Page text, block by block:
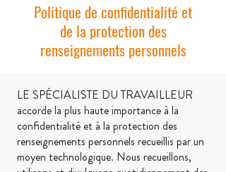
Politique de confidentialité et
de la protection des
renseignements personnels
LE SPÉCIALISTE DU TRAVAILLEUR
accorde la plus haute importance à la
confidentialité et à la protection des
renseignements personnels recueillis par un
moyen technologique. Nous recueillons,